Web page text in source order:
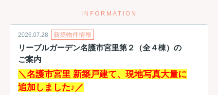
INFORMATION
2026.07.28 新築物件情報
リーブルガーデン名護市宮里第２（全４棟）の
ご案内
＼名護市宮里 新築戸建て、現地写真大量に
追加しました♪／